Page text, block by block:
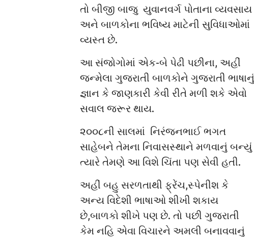
તો બીજી બાજુ યુવાનવર્ગ પોતાના વ્યવસાય
અને બાળકોના ભવિષ્ય માટેની સુવિધાઓમાં
વ્યસ્ત છે.
આ સંજોગોમાં એક-બે પેઢી પછીના, અહીં
જન્મેલા ગુજરાતી બાળકોને ગુજરાતી ભાષાનું
જ્ઞાન કે જાણકારી કેવી રીતે મળી શકે એવો
સવાલ જરૂર થાય.
૨૦૦૮ની સાલમાં નિરંજનભાઈ ભગત
સાહેબને તેમના નિવાસસ્થાને મળવાનું બન્યું
ત્યારે તેમણે આ વિશે ચિંતા પણ સેવી હતી.
અહીં બહુ સરળતાથી ફ્રેંચ,સ્પેનીશ કે
અન્ય વિદેશી ભાષાઓ શીખી શકાય
છે,બાળકો શીખે પણ છે. તો પછી ગુજરાતી
કેમ નહિ એવા વિચારને અમલી બનાવવાનું